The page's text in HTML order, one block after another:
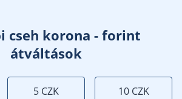
cseh korona - forint
átváltások
5 CZK 10 CZK